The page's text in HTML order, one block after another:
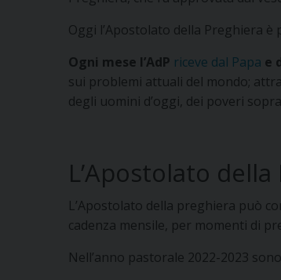
Oggi l’Apostolato della Preghiera
Ogni mese l’AdP riceve dal Papa e
sui problemi attuali del mondo;
degli uomini d’oggi, dei poveri
L’Apostolato
L’Apostolato della preghiera può
cadenza mensile, per momenti di
Nell’anno pastorale 2022-2023